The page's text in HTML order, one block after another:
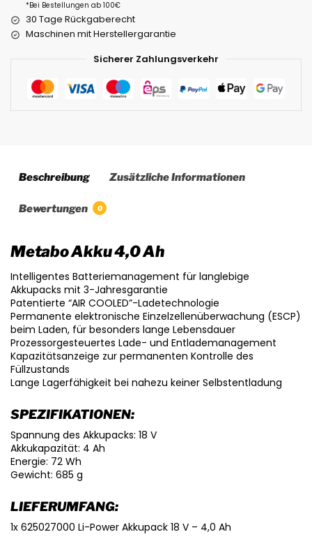
*Bei Bestellungen ab 100€
30 Tage Rückgaberecht
Maschinen mit Herstellergarantie
Sicherer Zahlungsverkehr
Beschreibung Zusätzliche Informationen
Bewertungen 0
Metabo Akku 4,0 Ah
Intelligentes Batteriemanagement für langlebige
Akkupacks mit 3-Jahresgarantie
Patentierte “AIR COOLED”-Ladetechnologie
Permanente elektronische Einzelzellenüberwachung (ESCP)
beim Laden, für besonders lange Lebensdauer
Prozessorgesteuertes Lade- und Entlademanagement
Kapazitätsanzeige zur permanenten Kontrolle des
Füllzustands
Lange Lagerfähigkeit bei nahezu keiner Selbstentladung
SPEZIFIKATIONEN:
Spannung des Akkupacks: 18 V
Akkukapazität: 4 Ah
Energie: 72 Wh
Gewicht: 685 g
LIEFERUMFANG:
1x 625027000 Li-Power Akkupack 18 V – 4,0 Ah